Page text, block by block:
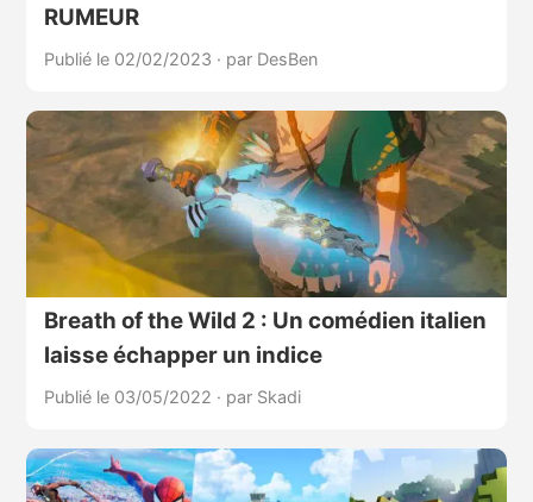
RUMEUR
Publié le 02/02/2023 · par DesBen
Breath of the Wild 2 : Un comédien italien
laisse échapper un indice
Publié le 03/05/2022 · par Skadi